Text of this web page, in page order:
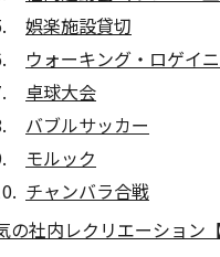
娯楽施設貸切
ウォーキング・ロゲイ
卓球大会
バブルサッカー
モルック
チャンバラ合戦
の社内レクリエーション